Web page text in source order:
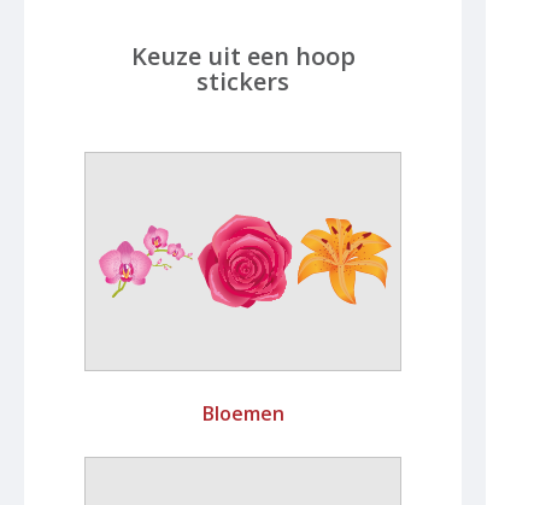
Keuze uit een hoop
stickers
Bloemen